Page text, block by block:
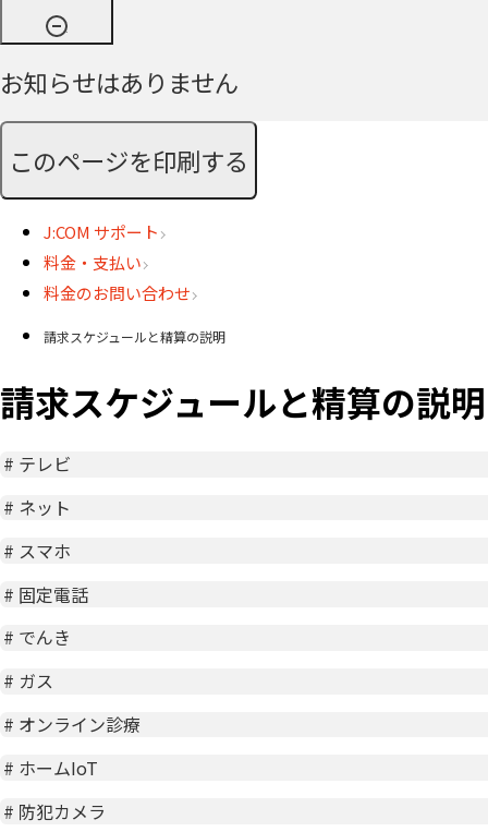
お知らせはありません
このページを印刷する
J:COM サポート
料金・支払い
料金のお問い合わせ
請求スケジュールと精算の説明
請求スケジュールと精算の説明
# テレビ
# ネット
# スマホ
# 固定電話
# でんき
# ガス
# オンライン診療
# ホームIoT
# 防犯カメラ